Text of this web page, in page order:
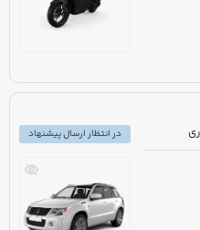
در انتظار ارسال پیشنهاد